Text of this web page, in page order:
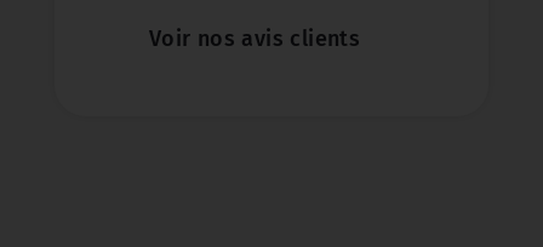
Voir nos avis clients